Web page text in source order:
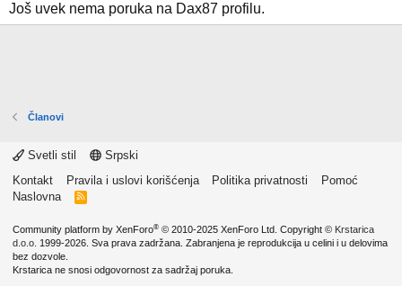
Još uvek nema poruka na Dax87 profilu.
Članovi
Svetli stil
Srpski
Kontakt
Pravila i uslovi korišćenja Politika privatnosti
Pomoć
Naslovna
R
Community platform by XenForo® © 2010-2025 XenForo Ltd. Copyright © Krstarica
d.o.o. 1999-2026. Sva prava zadržana. Zabranjena je reprodukcija u celini i u delovima
bez dozvole.
Krstarica ne snosi odgovornost za sadržaj poruka.